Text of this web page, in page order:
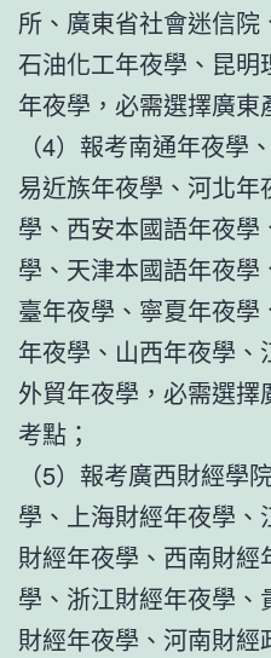
所、廣東省社會迷信
石油化工年夜學、昆
年夜學，必需選擇廣東
（4）報考南通年夜學
易近族年夜學、河北
學、西安本國語年夜
學、天津本國語年夜
臺年夜學、寧夏年夜
年夜學、山西年夜學
外貿年夜學，必需選
考點；
（5）報考廣西財經學
學、上海財經年夜學
財經年夜學、西南財
學、浙江財經年夜學
財經年夜學、河南財